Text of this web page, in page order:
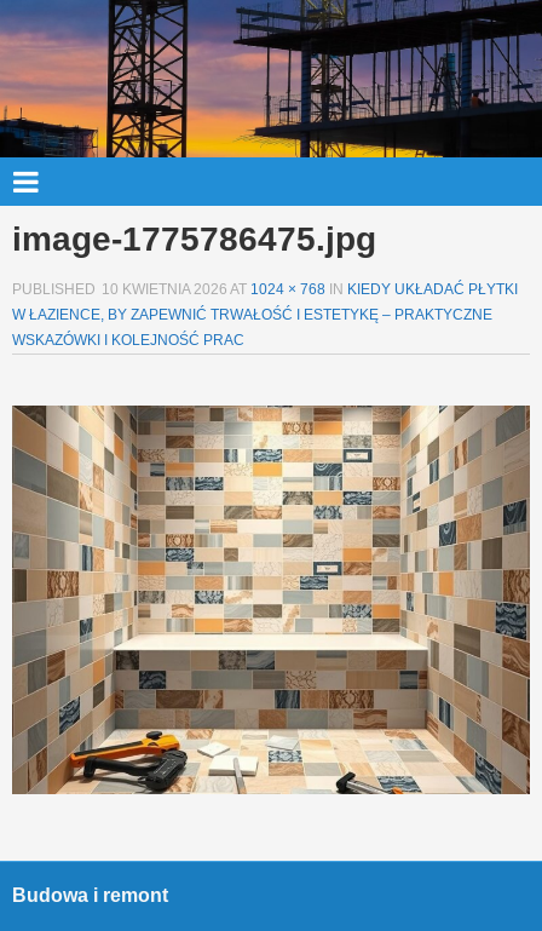
image-1775786475.jpg
PUBLISHED 10 KWIETNIA 2026 AT 1024 × 768 IN KIEDY UKŁADAĆ PŁYTKI
W ŁAZIENCE, BY ZAPEWNIĆ TRWAŁOŚĆ I ESTETYKĘ – PRAKTYCZNE
WSKAZÓWKI I KOLEJNOŚĆ PRAC
Budowa i remont